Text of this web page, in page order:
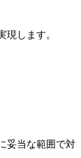
します。
妥当な範囲で対